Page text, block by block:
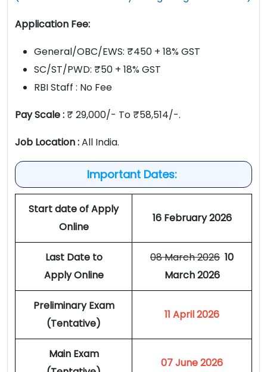
Application Fee:
General/OBC/EWS: ₹450 + 18% GST
SC/ST/PWD: ₹50 + 18% GST
RBI Staff : No Fee
Pay Scale : ₹ 29,000/- To ₹58,514/-.
Job Location :All India.
Important Dates:
Start date of Apply
Online
16 February 2026
Last Date to
Apply Online
08 March 2026 10
March 2026
Preliminary Exam
(Tentative)
11 April 2026
Main Exam
07 June 2026